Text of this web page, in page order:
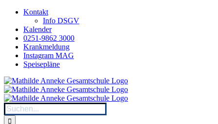
Zum
springen
Kontakt
Info DSGV
Kalender
0251-9862 3000
Krankmeldung
Instagram MAG
Speisepläne
Suche
nach: